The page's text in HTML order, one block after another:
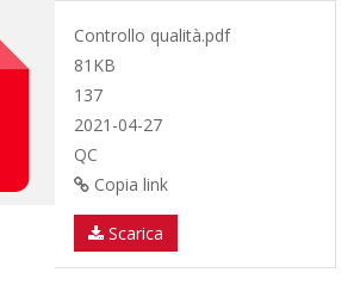
Controllo qualità.pdf
81KB
137
2021-04-27
QC
Copia link
Scarica